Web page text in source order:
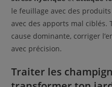
le feuillage avec des
avec des apports mal
cause dominante, corriger
avec précision.
Traiter les